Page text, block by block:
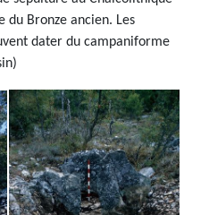
Bronze ancien. Les
dater du campaniforme